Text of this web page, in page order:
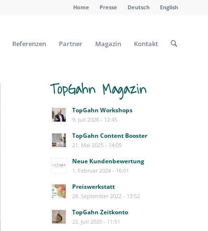
Home Presse Deutsch English
Referenzen Partner Magazin Kontakt
TopGahn Magazin
TopGahn Workshops
9. Juli 2026 - 12:45
TopGahn Content Booster
21. Mai 2025 - 14:09
Neue Kundenbewertung
1. Februar 2024 - 16:01
Preiswerkstatt
28. September 2022 - 13:52
TopGahn Zeitkonto
22. Juli 2020 - 11:51